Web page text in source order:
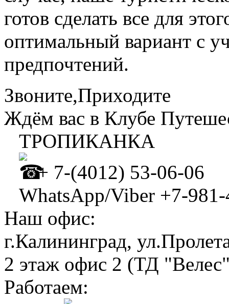
готов сделать все для
оптимальный вариант с
предпочтений.
Звоните,Приходите
Ждём вас в Клубе
ТРОПИКАНКА
+ 7-(4012) 53-06-06⠀
WhatsApp/Viber +7-
Наш офис:
г.Калининград,
2 этаж офис 2 (ТД
Работаем: